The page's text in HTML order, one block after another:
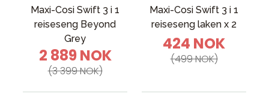
Maxi-Cosi Swift 3 i 1
reiseseng Beyond
Grey
2 889 NOK
(3 399 NOK)
Maxi-Cosi Swift 3 i 1
reiseseng laken x 2
424 NOK
(499 NOK)